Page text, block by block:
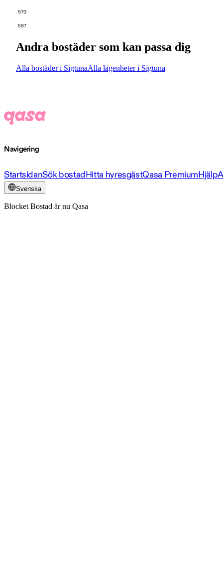
570
597
Andra bostäder som kan passa dig
Alla bostäder i SigtunaAlla lägenheter i Sigtuna
Navigering
StartsidanSök bostadHitta hyresgästQasa PremiumHjälp
Svenska
Blocket Bostad är nu Qasa